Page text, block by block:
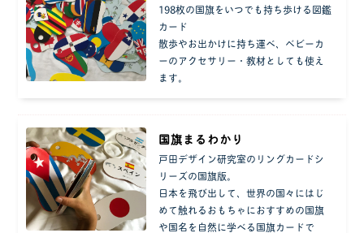
198枚の国旗をいつでも持ち歩ける図鑑
カード
散歩やお出かけに持ち運べ、ベビーカ
ーのアクセサリー・教材としても使え
ます。
国旗まるわかり
戸田デザイン研究室のリングカードシ
リーズの国旗版。
日本を飛び出して、世界の国々にはじ
めて触れるおもちゃにおすすめの国旗
や国名を自然に学べる国旗カードで